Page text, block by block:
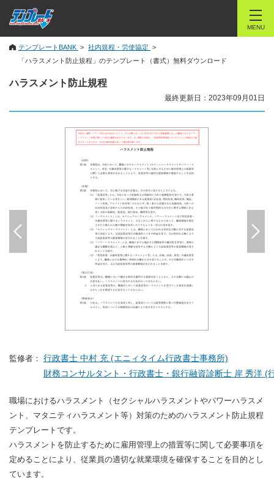
MENU
テンプレートBANK
社内規程・労使協定
「ハラスメント防止規程」のテンプレート（書式）無料ダウンロード
ハラスメント防止規程
最終更新日：2023年09月01日
監修者： 行政書士 中村 充 (エニィタイム行政書士事務所)
財務コンサルタント・行政書士・銀行融資診断士 岸 秀洋 (
職場におけるハラスメント（セクシャルハラスメントやパワーハラスメ
ント、マタニティハラスメント等）対策のためのハラスメント防止規程
テンプレートです。
ハラスメントを防止するために雇用管理上の措置等に関して必要事項を
定めることにより、従業員の適切な就業環境を確保することを目的とし
ています。